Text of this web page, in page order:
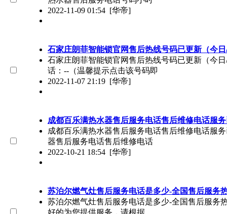
2022-11-09 01:54 [华帝]
石家庄朗菲智能锁官网售后热线号码已更新（今
石家庄朗菲智能锁官网售后热线号码已更新（今
话：--（温馨提示点击该号码即
2022-11-07 21:19 [华帝]
成都百乐满热水器售后服务电话售后维修电话服
成都百乐满热水器售后服务电话售后维修电话服
器售后服务电话售后维修电话
2022-10-21 18:54 [华帝]
苏泊尔燃气灶售后服务电话是多少-全国售后服务
苏泊尔燃气灶售后服务电话是多少-全国售后服务
好的为您提供服务，请根据